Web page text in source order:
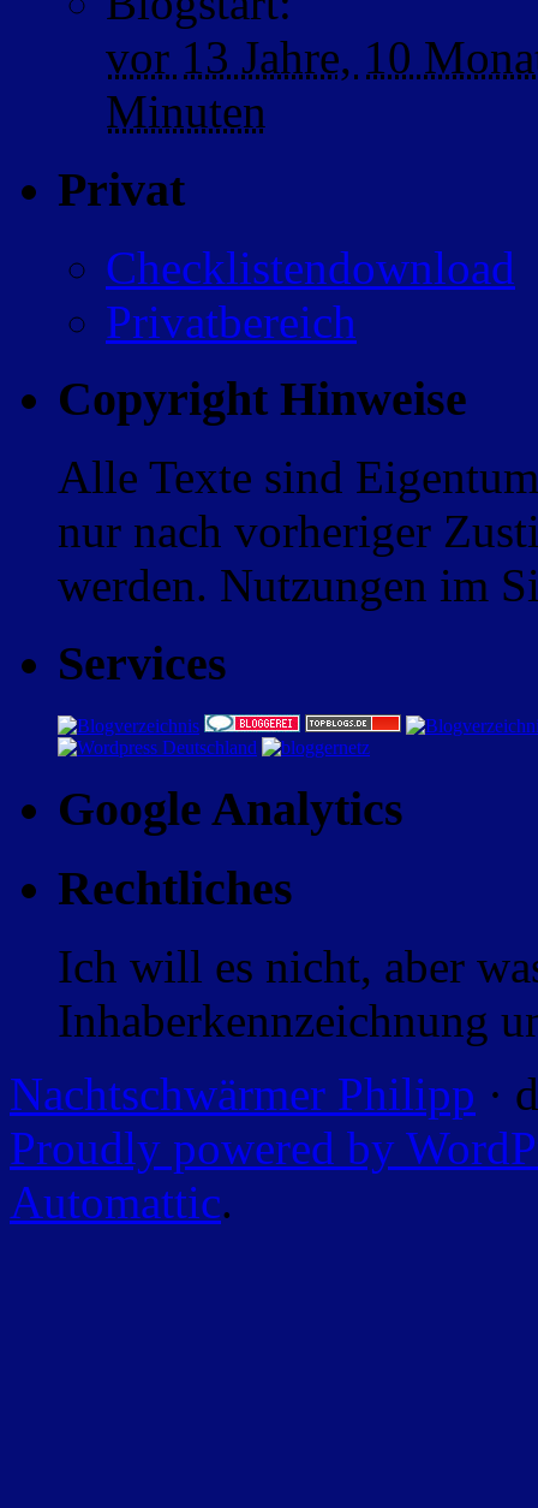
vor 13 Jahre, 10
Minuten
Privat
Checklistendownload
Privatbereich
Copyright Hinweise
Alle Texte sind
nur nach vorheriger
werden. Nutzungen im
Services
Google Analytics
Rechtliches
Ich will es nicht, aber
Inhaberkennzeichnung
Nachtschwärmer Philipp ·
Proudly powered by
Automattic.